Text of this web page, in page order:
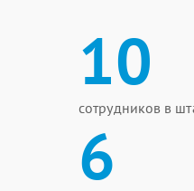
10
сотрудников в
6